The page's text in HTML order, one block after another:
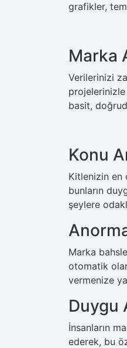
grafikler,
Marka
Verilerinizi
basit,
Konu
Kitlenizin en
bunların
şeylere
Marka
otomatik
vermenize
Duygu
İnsanların
ederek, bu